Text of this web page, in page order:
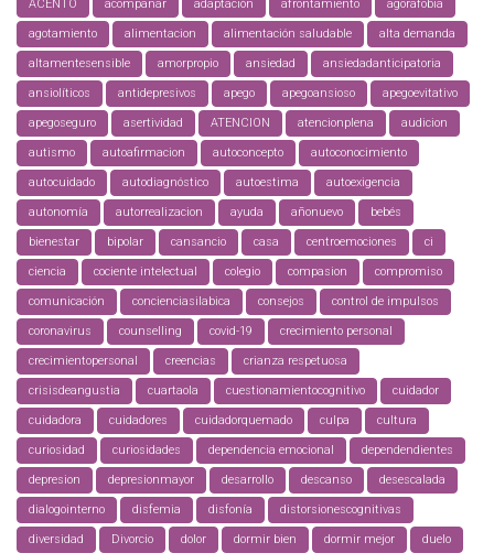
ACENTO acompañar adaptación afrontamiento agorafobia
agotamiento alimentacion alimentación saludable alta demanda
altamentesensible amorpropio ansiedad ansiedadanticipatoria
ansiolíticos antidepresivos apego apegoansioso apegoevitativo
apegoseguro asertividad ATENCION atencionplena audicion
autismo autoafirmacion autoconcepto autoconocimiento
autocuidado autodiagnóstico autoestima autoexigencia
autonomía autorrealizacion ayuda añonuevo bebés
bienestar bipolar cansancio casa centroemociones ci
ciencia cociente intelectual colegio compasion compromiso
comunicación concienciasilabica consejos control de impulsos
coronavirus counselling covid-19 crecimiento personal
crecimientopersonal creencias crianza respetuosa
crisisdeangustia cuartaola cuestionamientocognitivo cuidador
cuidadora cuidadores cuidadorquemado culpa cultura
curiosidad curiosidades dependencia emocional dependendientes
depresion depresionmayor desarrollo descanso desescalada
dialogointerno disfemia disfonía distorsionescognitivas
diversidad Divorcio dolor dormir bien dormir mejor duelo